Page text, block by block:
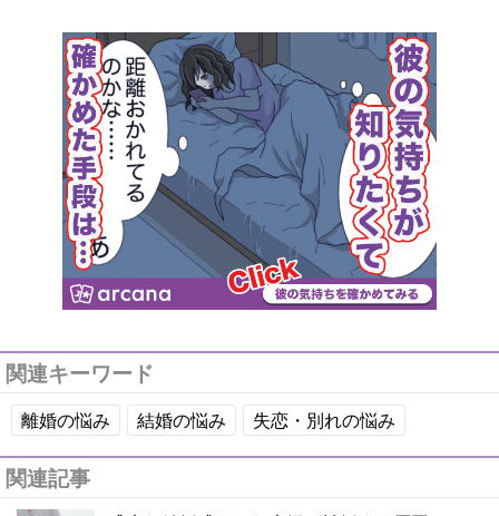
関連キーワード
離婚の悩み 結婚の悩み 失恋・別れの悩み
関連記事